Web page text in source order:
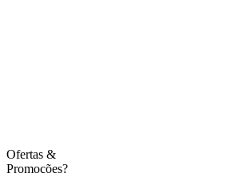
Ofertas &
Promoções?